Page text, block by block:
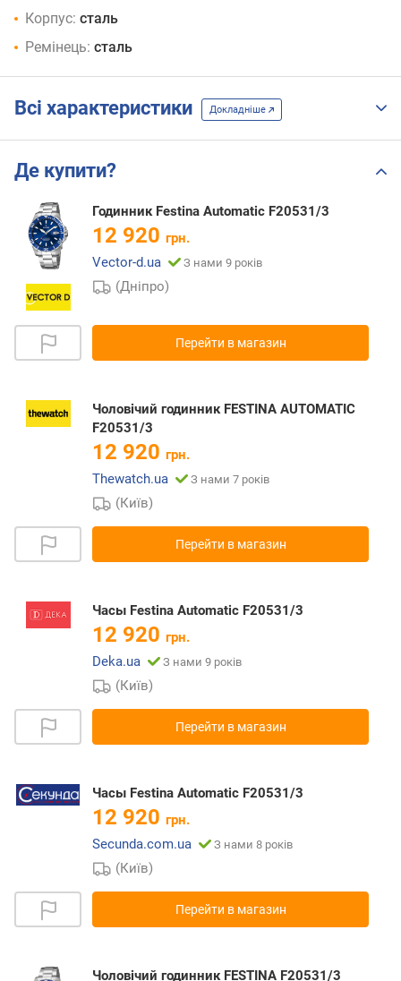
Корпус: сталь
Ремінець: сталь
Всі характеристики Докладніше
Де купити?
Годинник Festina Automatic F20531/3
12 920 грн.
Vector-d.ua
З нами 9 років
(Дніпро)
Перейти в магазин
Чоловічий годинник FESTINA AUTOMATIC
F20531/3
12 920 грн.
Thewatch.ua
З нами 7 років
(Київ)
Перейти в магазин
Часы Festina Automatic F20531/3
12 920 грн.
Deka.ua
З нами 9 років
(Київ)
Перейти в магазин
Часы Festina Automatic F20531/3
12 920 грн.
Secunda.com.ua
З нами 8 років
(Київ)
Перейти в магазин
Чоловічий годинник FESTINA F20531/3